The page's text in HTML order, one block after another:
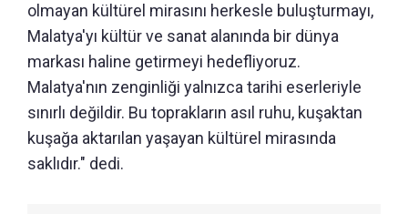
olmayan kültürel mirasını herkesle buluşturmayı,
Malatya'yı kültür ve sanat alanında bir dünya
markası haline getirmeyi hedefliyoruz.
Malatya'nın zenginliği yalnızca tarihi eserleriyle
sınırlı değildir. Bu toprakların asıl ruhu, kuşaktan
kuşağa aktarılan yaşayan kültürel mirasında
saklıdır." dedi.